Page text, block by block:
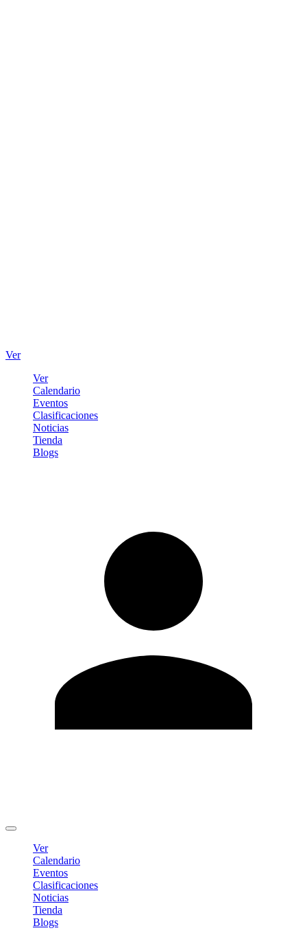
Ver
Ver
Calendario
Eventos
Clasificaciones
Noticias
Tienda
Blogs
Ver
Calendario
Eventos
Clasificaciones
Noticias
Tienda
Blogs